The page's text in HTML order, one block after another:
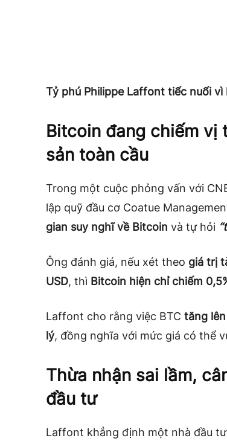
Tỷ phú Philippe Laffont tiếc nuối
Bitcoin đang chiếm vị
sản toàn cầu
Trong một cuộc phỏng vấn với
lập quỹ đầu cơ Coatue
gian suy nghĩ về Bitcoin và tự hỏi
Ông đánh giá, nếu xét theo giá trị
USD, thì Bitcoin hiện chỉ chiếm
Laffont cho rằng việc BTC tăng
lý, đồng nghĩa với mức giá có thể
Thừa nhận sai lầm,
đầu tư
Laffont khẳng định một nhà đầu